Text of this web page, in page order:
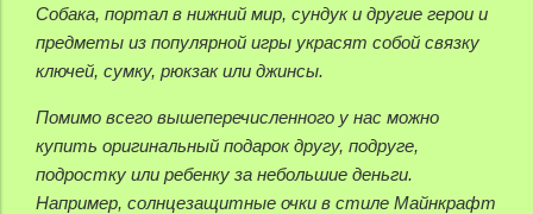
Собака, портал в нижний мир, сундук и другие герои и
предметы из популярной игры украсят собой связку
ключей, сумку, рюкзак или джинсы.
Помимо всего вышеперечисленного у нас можно
купить оригинальный подарок другу, подруге,
подростку или ребенку за небольшие деньги.
Например, солнцезащитные очки в стиле Майнкрафт